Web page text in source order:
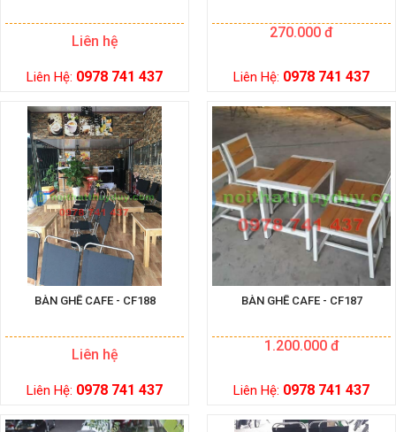
Liên hệ
Liên Hệ: 0978 741 437
270.000 đ
Liên Hệ: 0978 741 437
BÀN GHẾ CAFE - CF188
Liên hệ
Liên Hệ: 0978 741 437
BÀN GHẾ CAFE - CF187
1.200.000 đ
Liên Hệ: 0978 741 437